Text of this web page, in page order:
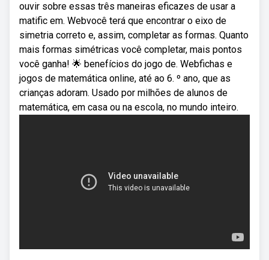
ouvir sobre essas três maneiras eficazes de usar a
matific em. Webvocê terá que encontrar o eixo de
simetria correto e, assim, completar as formas. Quanto
mais formas simétricas você completar, mais pontos
você ganha! 🌟 benefícios do jogo de. Webfichas e
jogos de matemática online, até ao 6. º ano, que as
crianças adoram. Usado por milhões de alunos de
matemática, em casa ou na escola, no mundo inteiro.